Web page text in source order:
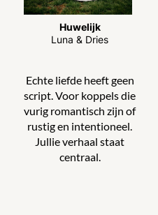
Huwelijk
Luna & Dries
Echte liefde heeft geen
script. Voor koppels die
vurig romantisch zijn of
rustig en intentioneel.
Jullie verhaal staat
centraal.